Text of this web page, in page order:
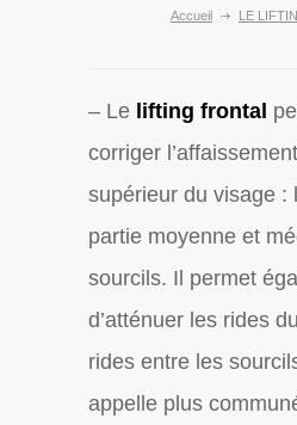
Accueil LE
– Le lifting frontal
corriger
supérieur du visage :
partie moyenne et
sourcils. Il permet
d’atténuer les rides
rides entre les
appelle plus